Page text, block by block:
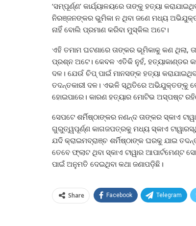
‘ସମ୍ପୂର୍ଣ୍ଣ’ କାର୍ଯ୍ୟାଳୟରେ ତାଙ୍କୁ ହତ୍ୟା
ନିରଞ୍ଜନଙ୍କର ଭୁମିକା ନ ଥିବା ଜଣେ ମଧ୍ୟ
ନାହିଁ ବୋଲି ପ୍ରମାଣ କରିବା ମୁସ୍କିଲ ଅଟେ।
ଏହି ତମାମ ଘଟଣାରେ ତାଙ୍କର ଭୂମିକାକୁ କଣ ଥିଲା,
ପ୍ରଶ୍ନ ଅଟେ। କେବଳ ଏତିକି ନୁହଁ, ହତ୍ୟାକାଣ୍ଡର
ଦଳ। ଯେଉଁ ଚିପ୍ ପାଇଁ ମାନସଙ୍କ ହତ୍ୟା
ତଦନ୍ତକାରୀ ଦଳ। ଏଭଳି ସ୍ଥିତିରେ ଅଭିଯୁକ୍ତଙ୍କୁ
ହୋଇପାରେ। କାରଣ ହତ୍ୟାର ମୋଟିଭ ଅସ୍ପଷ୍ଟ
ସେପଟେ ଶର୍ମିଷ୍ଠାଙ୍କର ନଣନ୍ଦ ତାଙ୍କର ସ୍କାଏ
ଗୁରୁତ୍ୱପୂର୍ଣ୍ଣ କାଗଜପତ୍ରକୁ ମଧ୍ୟ ସ୍କାଏ
ଯଦି କ୍ରାଇମବ୍ରାଞ୍ଚ ଶର୍ମିଷ୍ଠାଙ୍କ ଘରକୁ ଯାଇ
ତେବେ ଫ୍ଲାଟ ଥିବା ସ୍କାଏ ଟାୱାର
ପାଇଁ ଅନୁମତି ଦେଇଥିବା କଥା ଜଣାପଡ଼ିଛି।
Share Facebook Telegram